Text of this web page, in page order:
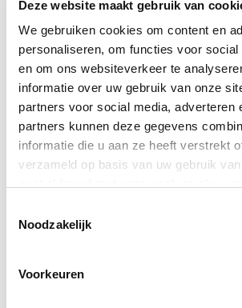
Deze website maakt gebruik van
We gebruiken cookies om content en
personaliseren, om functies voor social
en om ons websiteverkeer te
informatie over uw gebruik van onze
partners voor social media, adverteren
partners kunnen deze gegevens
informatie die u aan ze heeft verstrekt
verzameld op basis van uw gebruik
Noodzakelijk
Voorkeuren
omstandigheden van de organisatie. Er
beargumenteerd worden afgeweken
aanbevelingen. Over eventuele
verantwoording afgelegd. Het ‘pas toe
doet recht aan de grote
organisaties in de cultuursector.
Maatschappelijke
overdragen en/of bewaren voor en in
komen samen in de maatschappelijke
kader voor haar strategie, beleid en